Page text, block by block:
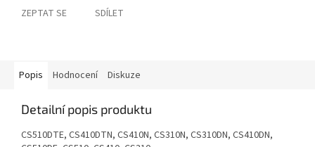
ZEPTAT SE SDÍLET
Popis Hodnocení Diskuze
Detailní popis produktu
CS510DTE, CS410DTN, CS410N, CS310N, CS310DN, CS410DN,